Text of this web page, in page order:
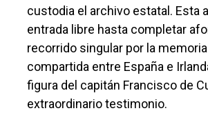
custodia el archivo estatal. Esta
entrada libre hasta completar
recorrido singular por la
compartida entre España e
figura del capitán Francisco de
extraordinario testimonio.